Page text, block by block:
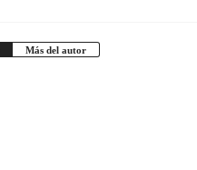
Más del autor